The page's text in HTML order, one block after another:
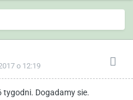
o 12:19
tygodni. Dogadamy sie.